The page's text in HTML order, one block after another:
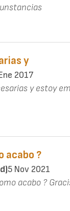
y
2017
y estoy
acabo ?
5 Nov 2021
acabo ?